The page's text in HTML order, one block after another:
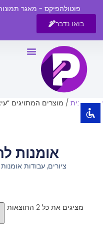
visibility_off השבת את ההבזקים
title סמן כותרות
צבע רקע
zoom_out
הקטנת גופן
הגדלת גופן
ניגודיות בהירה
פוטולהפיקס - מאגר
בואו נדבר
עמוד הבית / מוצרים המתויגים
אומנות
ציורים, עבודות
מציגים את כל ⁦2⁩ התוצאות